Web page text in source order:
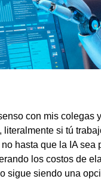
con mis colegas
literalmente si tú
no hasta que la IA sea
los costos de
sigue siendo una